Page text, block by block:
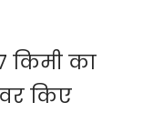
किमी का
किए